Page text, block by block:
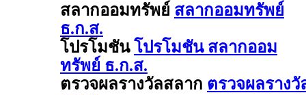
สลากออมทรัพย์ สลากออมทรัพย์
ธ.ก.ส.
โปรโมชัน โปรโมชัน สลากออม
ทรัพย์ ธ.ก.ส.
ตรวจผลรางวัลสลาก ตรวจผลรางวั